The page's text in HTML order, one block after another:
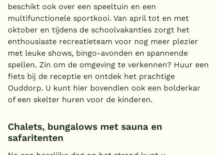
beschikt ook over een speeltuin en een
multifunctionele sportkooi. Van april tot en met
oktober en tijdens de schoolvakanties zorgt het
enthousiaste recreatieteam voor nog meer plezier
met leuke shows, bingo-avonden en spannende
spellen. Zin om de omgeving te verkennen? Huur een
fiets bij de receptie en ontdek het prachtige
Ouddorp. U kunt hier bovendien ook een bolderkar
of een skelter huren voor de kinderen.
Chalets, bungalows met sauna en
safaritenten